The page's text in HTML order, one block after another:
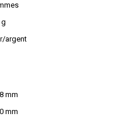
g
argent
mm
mm